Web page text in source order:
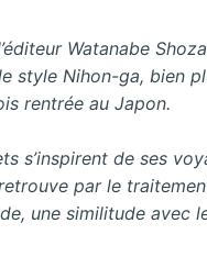
Watanabe
style Nihon-ga, bien
rentrée au Japon.
s’inspirent de ses
par le
une similitude avec